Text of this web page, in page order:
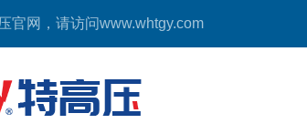
官网，请访问www.whtgy.com